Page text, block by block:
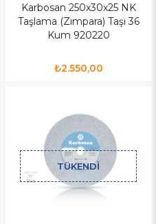
Karbosan 250x30x25 NK
Taşlama (Zımpara) Taşı 36
Kum 920220
₺2.550,00
TÜKENDI